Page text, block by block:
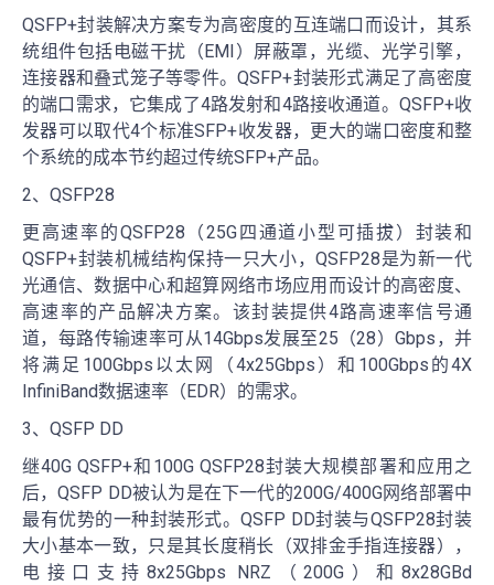
QSFP+封装解决方案专为高密度的互连端口而设计，其系
统组件包括电磁干扰（EMI）屏蔽罩，光缆、光学引擎，
连接器和叠式笼子等零件。QSFP+封装形式满足了高密度
的端口需求，它集成了4路发射和4路接收通道。QSFP+收
发器可以取代4个标准SFP+收发器，更大的端口密度和整
个系统的成本节约超过传统SFP+产品。
2、QSFP28
更高速率的QSFP28（25G四通道小型可插拔）封装和
QSFP+封装机械结构保持一只大小，QSFP28是为新一代
光通信、数据中心和超算网络市场应用而设计的高密度、
高速率的产品解决方案。该封装提供4路高速率信号通
道，每路传输速率可从14Gbps发展至25（28）Gbps，并
将满足100Gbps以太网（4x25Gbps）和100Gbps的4X
InfiniBand数据速率（EDR）的需求。
3、QSFP DD
继40G QSFP+和100G QSFP28封装大规模部署和应用之
后，QSFP DD被认为是在下一代的200G/400G网络部署中
最有优势的一种封装形式。QSFP DD封装与QSFP28封装
大小基本一致，只是其长度稍长（双排金手指连接器），
电接口支持8x25Gbps NRZ（200G）和8x28GBd